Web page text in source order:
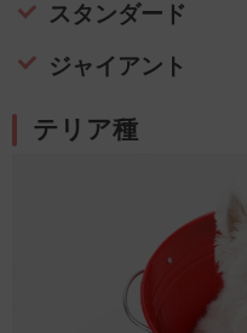
スタンダード
ジャイアント
テリア種